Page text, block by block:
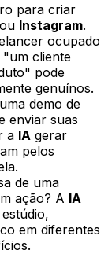
para criar
ou Instagram.
ocupado
"um cliente
pode
genuínos.
demo de
enviar suas
a IA gerar
pelos
de uma
ação? A IA
em diferentes